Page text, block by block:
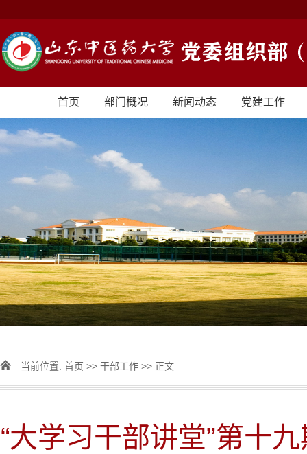
首页 部门概况 新闻动态 党建工作
当前位置: 首页 >> 干部工作 >> 正文
“大学习干部讲堂”第十